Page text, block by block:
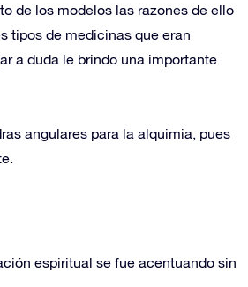
de los modelos las razones de ello
tipos de medicinas que eran
a duda le brindo una importante
angulares para la alquimia, pues
espiritual se fue acentuando sin